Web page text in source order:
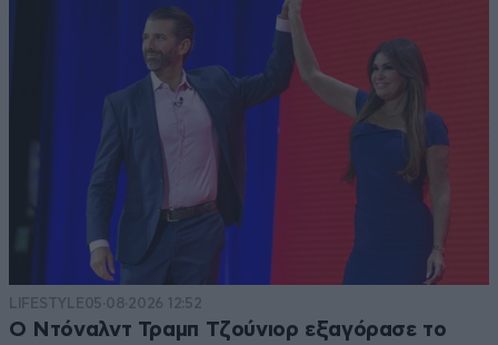
LIFESTYLE05·08·2026 12:52
Ο Ντόναλντ Τραμπ Τζούνιορ εξαγόρασε το